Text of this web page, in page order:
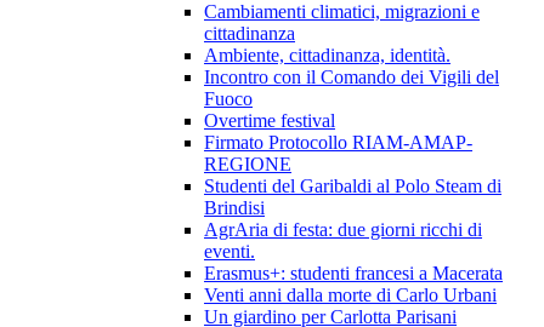
Cambiamenti climatici, migrazioni e
cittadinanza
Ambiente, cittadinanza, identità.
Incontro con il Comando dei Vigili del
Fuoco
Overtime festival
Firmato Protocollo RIAM-AMAP-
REGIONE
Studenti del Garibaldi al Polo Steam di
Brindisi
AgrAria di festa: due giorni ricchi di
eventi.
Erasmus+: studenti francesi a Macerata
Venti anni dalla morte di Carlo Urbani
Un giardino per Carlotta Parisani